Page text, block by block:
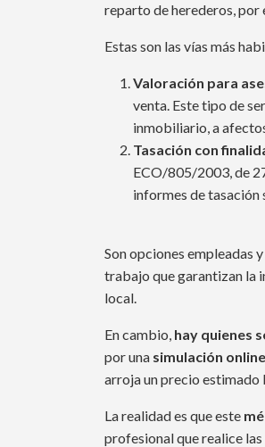
reparto de herederos, por
Estas son las vías más
Valoración para
venta. Este tipo de
inmobiliario, a
Tasación con
ECO/805/2003, de
informes de tasación
Son opciones empleadas
trabajo que garantizan la
local.
En cambio, hay quienes
por una simulación
arroja un precio estimado
La realidad es que este
profesional que realice